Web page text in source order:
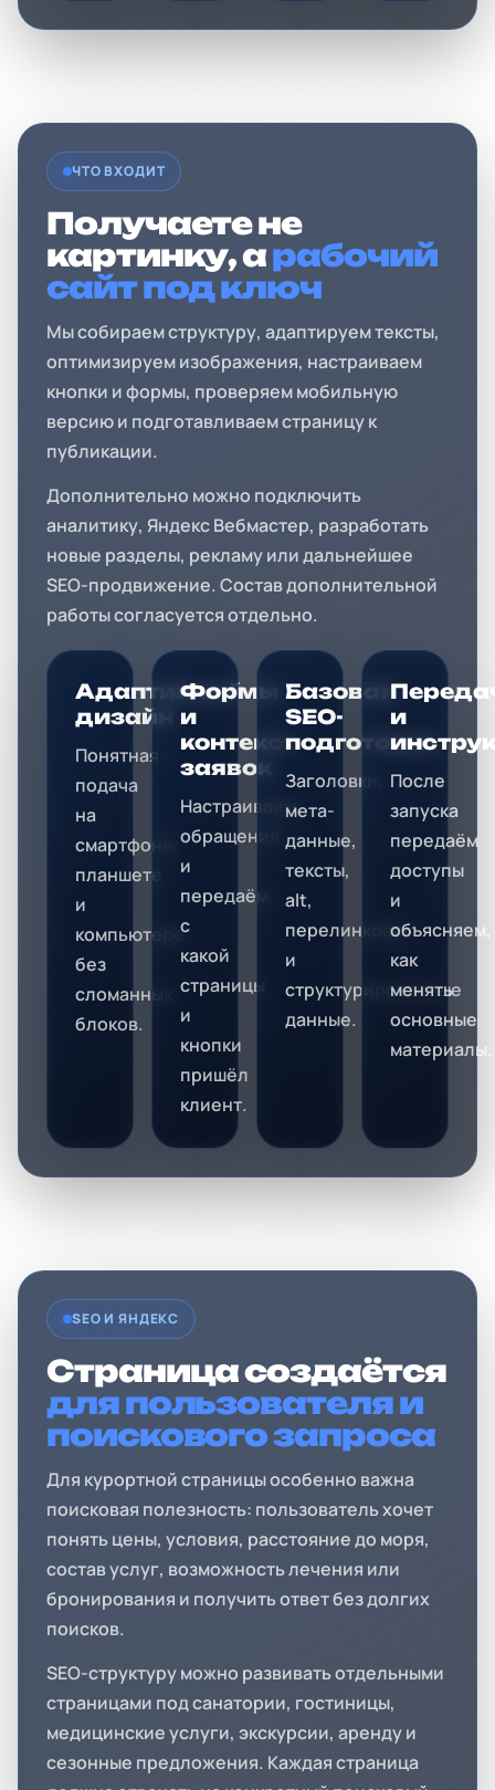
ЧТО ВХОДИТ
Получаете не
картинку, арабочий
сайт под ключ
Мы собираем структуру, адаптируем тексты,
оптимизируем изображения, настраиваем
кнопки и формы, проверяем мобильную
версию и подготавливаем страницу к
публикации.
Дополнительно можно подключить
аналитику, Яндекс Вебмастер, разработать
новые разделы, рекламу или дальнейшее
SEO-продвижение. Состав дополнительной
работы согласуется отдельно.
Адаптивный
дизайн
Понятная
подача
на
смартфоне,
планшете
и
компьютере
без
сломанных
блоков.
Формы
и
контекст
заявок
Настраиваем
обращения
и
передаём,
с
какой
страницы
и
кнопки
пришёл
клиент.
Базовая
SEO-
подготовка
Заголовки,
мета-
данные,
тексты,
alt,
перелинковка
и
структурированные
данные.
и
После
запуска
передаём
доступы
и
объясняем,
как
менять
основные
материалы.
SEO И ЯНДЕКС
Страница создаётся
для пользователя и
поискового запроса
Для курортной страницы особенно важна
поисковая полезность: пользователь хочет
понять цены, условия, расстояние до моря,
состав услуг, возможность лечения или
бронирования и получить ответ без долгих
поисков.
SEO-структуру можно развивать отдельными
страницами под санатории, гостиницы,
медицинские услуги, экскурсии, аренду и
сезонные предложения. Каждая страница